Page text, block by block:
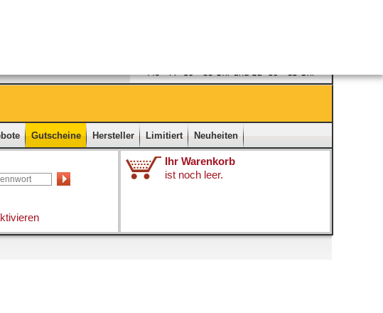
Gutscheine Hersteller Limitiert Neuheiten
Ihr Warenkorb
ist noch leer.